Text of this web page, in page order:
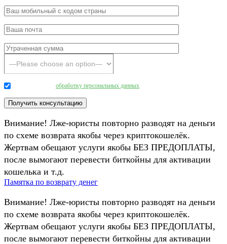
обработку персональных данных
Внимание! Лже-юристы повторно разводят на деньги
по схеме возврата якобы через криптокошелёк.
Жертвам обещают услуги якобы БЕЗ ПРЕДОПЛАТЫ,
после вымогают перевести биткойны для активации
кошелька и т.д.
Памятка по возврату денег
Внимание! Лже-юристы повторно разводят на деньги
по схеме возврата якобы через криптокошелёк.
Жертвам обещают услуги якобы БЕЗ ПРЕДОПЛАТЫ,
после вымогают перевести биткойны для активации